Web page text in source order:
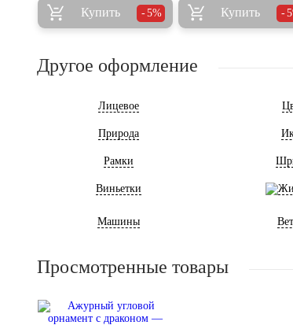
Купить 5% Купить
Другое оформление
Лицевое
Природа
Рамки
Виньетки
Машины
Просмотренные товары